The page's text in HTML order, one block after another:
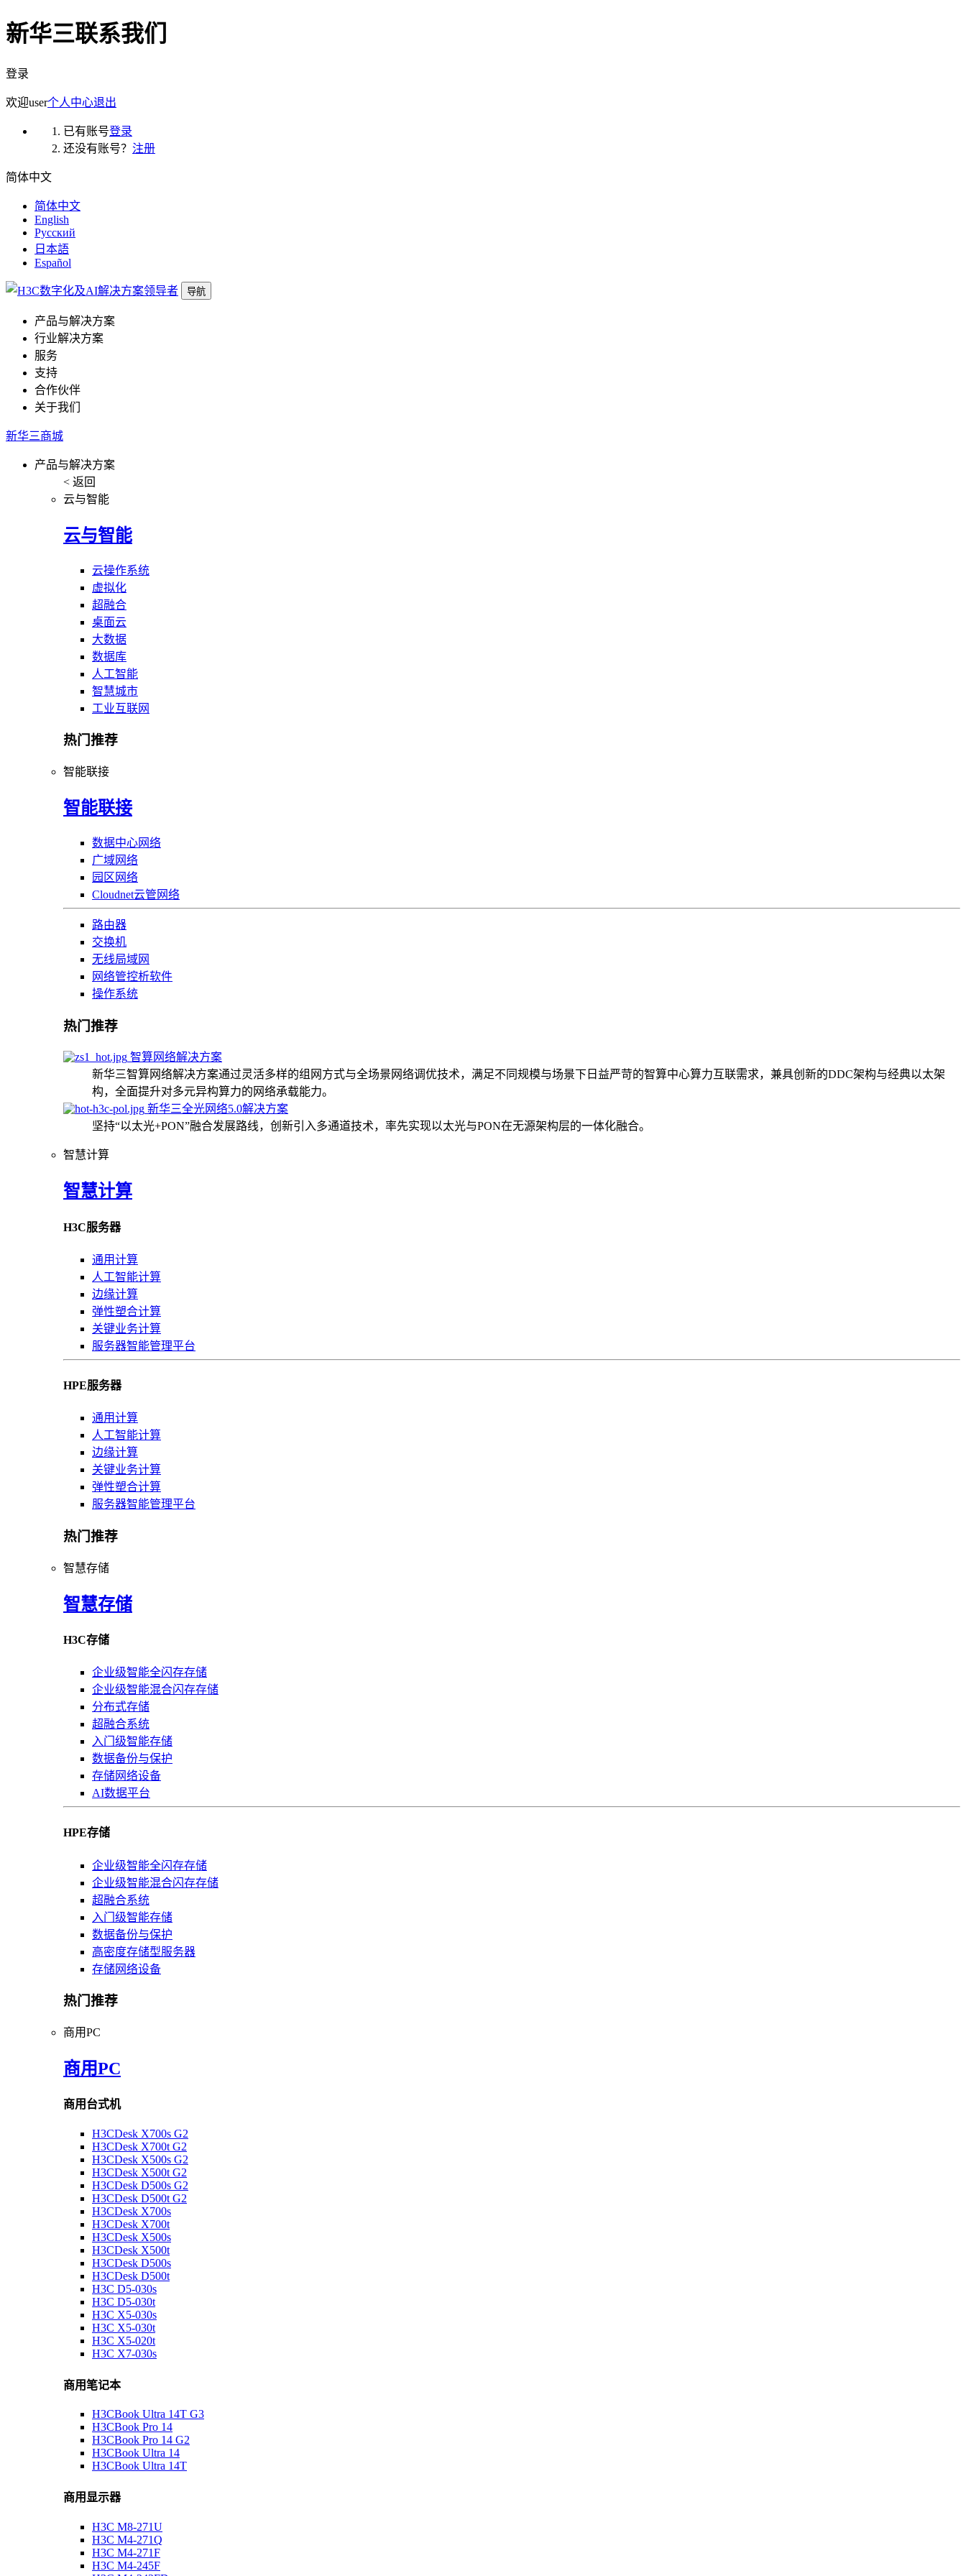
新华三联系我们
登录
欢迎user个人中心退出
已有账号登录
还没有账号？ 注册
简体中文
简体中文
English
Русский
日本語
Español
导航
产品与解决方案
行业解决方案
服务
支持
合作伙伴
关于我们
新华三商城
产品与解决方案
< 返回
云与智能
云与智能
云操作系统
虚拟化
超融合
桌面云
大数据
数据库
人工智能
智慧城市
工业互联网
热门推荐
智能联接
智能联接
数据中心网络
广域网络
园区网络
Cloudnet云管网络
路由器
交换机
无线局域网
网络管控析软件
操作系统
热门推荐
智算网络解决方案
新华三智算网络解决方案通过灵活多样的组网方式与全场景网络调优技术，满足不同规模与场景下日益严苛的智算中心算力互联需求，兼具创新的DDC架构与经典以太架
构，全面提升对多元异构算力的网络承载能力。
新华三全光网络5.0解决方案
坚持“以太光+PON”融合发展路线，创新引入多通道技术，率先实现以太光与PON在无源架构层的一体化融合。
智慧计算
智慧计算
H3C服务器
通用计算
人工智能计算
边缘计算
弹性塑合计算
关键业务计算
服务器智能管理平台
HPE服务器
通用计算
人工智能计算
边缘计算
关键业务计算
弹性塑合计算
服务器智能管理平台
热门推荐
智慧存储
智慧存储
H3C存储
企业级智能全闪存存储
企业级智能混合闪存存储
分布式存储
超融合系统
入门级智能存储
数据备份与保护
存储网络设备
AI数据平台
HPE存储
企业级智能全闪存存储
企业级智能混合闪存存储
超融合系统
入门级智能存储
数据备份与保护
高密度存储型服务器
存储网络设备
热门推荐
商用PC
商用PC
商用台式机
H3CDesk X700s G2
H3CDesk X700t G2
H3CDesk X500s G2
H3CDesk X500t G2
H3CDesk D500s G2
H3CDesk D500t G2
H3CDesk X700s
H3CDesk X700t
H3CDesk X500s
H3CDesk X500t
H3CDesk D500s
H3CDesk D500t
H3C D5-030s
H3C D5-030t
H3C X5-030s
H3C X5-030t
H3C X5-020t
H3C X7-030s
商用笔记本
H3CBook Ultra 14T G3
H3CBook Pro 14
H3CBook Pro 14 G2
H3CBook Ultra 14
H3CBook Ultra 14T
商用显示器
H3C M8-271U
H3C M4-271Q
H3C M4-271F
H3C M4-245F